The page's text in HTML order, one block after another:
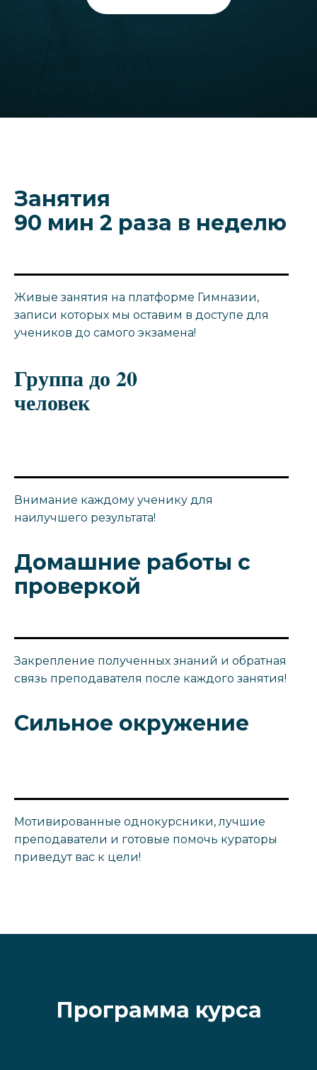
Занятия
90 мин 2 раза в неделю
Живые занятия на платформе Гимназии,
записи которых мы оставим в доступе для
учеников до самого экзамена!
Группа до 20
человек
Внимание каждому ученику для
наилучшего результата!
Домашние работы с
проверкой
Закрепление полученных знаний и обратная
связь преподавателя после каждого занятия!
Сильное окружение
Мотивированные однокурсники, лучшие
преподаватели и готовые помочь кураторы
приведут вас к цели!
Программа курса